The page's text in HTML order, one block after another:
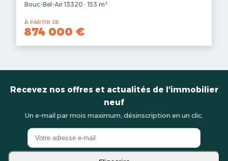
Bouc-Bel-Air 13320 · 153 m²
À PARTIR DE
874 000 €
Recevez nos offres et actualités de l'immobilier
neuf
Un e-mail par mois maximum, désinscription en un clic.